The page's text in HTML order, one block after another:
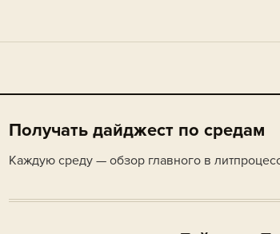
Получать дайджест по средам
Каждую среду — обзор главного в